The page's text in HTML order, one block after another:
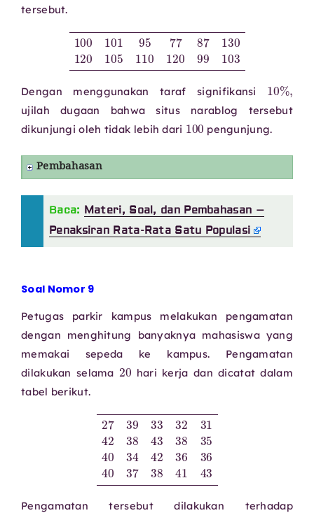
tersebut.
10195778713012010511012099
Dengan menggunakan taraf signifikansi
10%
ujilah dugaan bahwa situs narablog tersebut
dikunjungi oleh tidak lebih dari
100
pengunjung.
Pembahasan
Baca: Materi, Soal, dan Pembahasan –
Penaksiran Rata-Rata Satu Populasi
Soal Nomor 9
Petugas parkir kampus melakukan pengamatan
dengan menghitung banyaknya mahasiswa yang
memakai sepeda ke kampus. Pengamatan
dilakukan selama
20
hari kerja dan dicatat dalam
tabel berikut.
423843383540344236
43
Pengamatan tersebut dilakukan terhadap